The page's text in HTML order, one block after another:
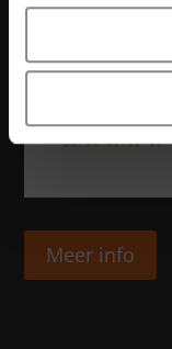
Meer info